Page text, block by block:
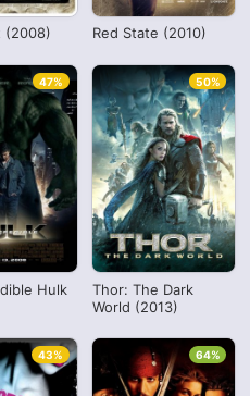
(2008) Red State (2010)
Hulk
47%
Thor: The Dark
World (2013)
50%
43% 64%